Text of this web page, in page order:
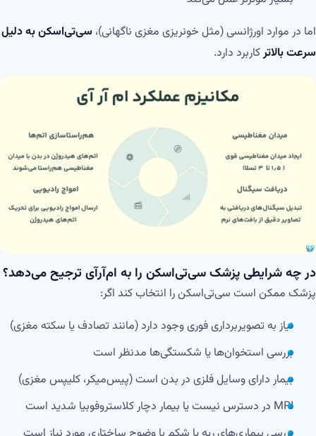
اما در موارد اورژانسی (مثل خونریزی مغزی ناگهانی)، سی‌تی‌اسکن به دلیل
سرعت بالاترکاربرد دارد.
در چه شرایطی پزشک سی‌تی‌اسکن را به ام‌آر‌آی ترجیح می‌دهد؟
پزشک ممکن است سی‌تی‌اسکن را انتخاب کند اگر:
نیاز به تصویربرداری فوری وجود دارد (مانند تصادف یا سکته مغزی)
بررسی استخوان‌ها یا شکستگی‌ها مدنظر است
بیمار دارای وسایل فلزی در بدن است (پیس‌میکر، کلیپس مغزی)
MRI در دسترس نیست یا بیمار دچار کلاستروفوبیا شدید است